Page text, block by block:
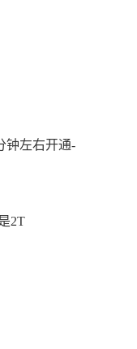
钟左右开通-
2T